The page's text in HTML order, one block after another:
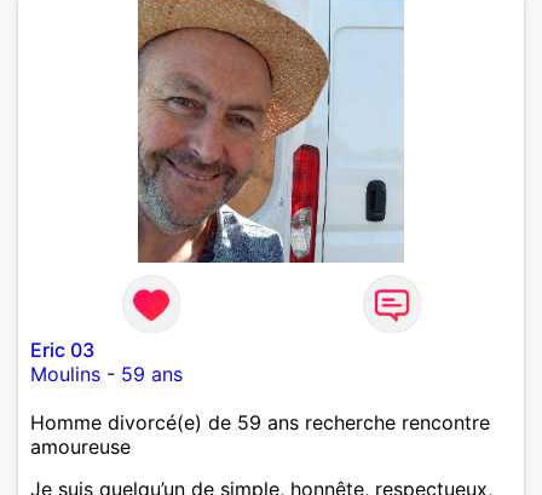
autant être trop locace. Je suis bourré de qualités
avec très peu de défauts. Je suis altruiste,
bienveillant, empathique, attentionné, honnête,
respectueux, doux de caractère et compréhensif : je
laisse « glisser » beaucoup de choses. Mais ne vous
m’éprenez pas Mesdames, si une personne que
j’aime me trahit une fois, il n’y aura pas de seconde
chance et je l’effacerai à « vitam eternam ».
Néanmoins, je suis un tout petit peu maniaque ainsi
qu’impatient. J’essaye de faire des efforts. Rien de
bien dramatique ! Du moins je le pense……Je suis un
homme facile à vivre. À vous si vous le souhaitez,
d’apprendre à me connaître davantage. J’en serai
ravi….A très bientôt je l’espère.
Eric 03
Moulins - 59 ans
Homme divorcé(e) de 59 ans recherche rencontre
amoureuse
Je suis quelqu’un de simple, honnête, respectueux,